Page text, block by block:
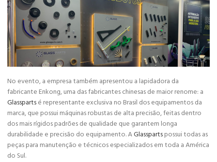
No evento, a empresa também apresentou a lapidadora da
fabricante Enkong, uma das fabricantes chinesas de maior renome: a
Glasspartsé representante exclusiva no Brasil dos equipamentos da
marca, que possui máquinas robustas de alta precisão, feitas dentro
dos mais rígidos padrões de qualidade que garantem longa
durabilidade e precisão do equipamento. AGlasspartspossui todas as
peças para manutenção e técnicos especializados em toda a América
do Sul.